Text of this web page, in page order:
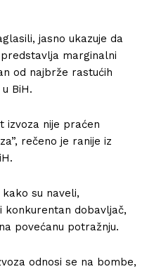
jasno ukazuje da
marginalni
od najbrže rastućih
BiH.
izvoza nije praćen
rečeno je ranije iz
su naveli,
konkurentan dobavljač,
povećanu potražnju.
odnosi se na bombe,